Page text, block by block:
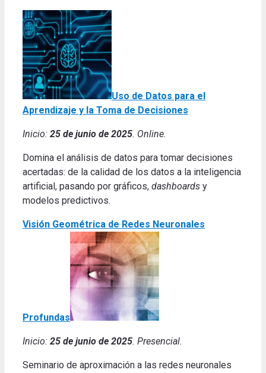
Uso de Datos para el
Aprendizaje y la Toma de Decisiones
Inicio: 25 de junio de 2025. Online.
Domina el análisis de datos para tomar decisiones
acertadas: de la calidad de los datos a la inteligencia
artificial, pasando por gráficos, dashboards y
modelos predictivos.
Visión Geométrica de Redes Neuronales
Profundas
Inicio: 25 de junio de 2025. Presencial.
Seminario de aproximación a las redes neuronales